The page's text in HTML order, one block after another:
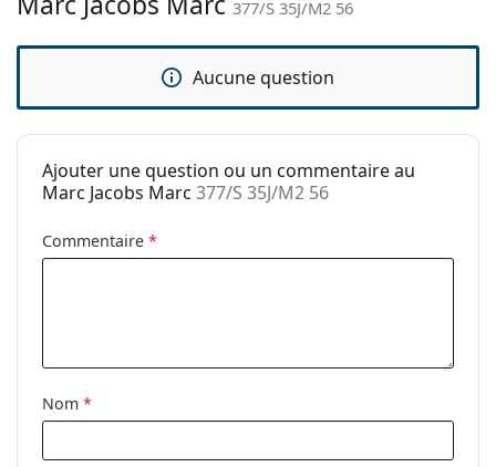
Sexe:
Pour femmes
Catégorie:
Lunettes de soleil
Marc Jacobs
Code:
377/S 35J/M2 56
377/S 35J/M2 56
Aucune question
Ajouter une question ou un commentaire au
Marc Jacobs Marc 377/S 35J/M2 56
Commentaire *
Nom *